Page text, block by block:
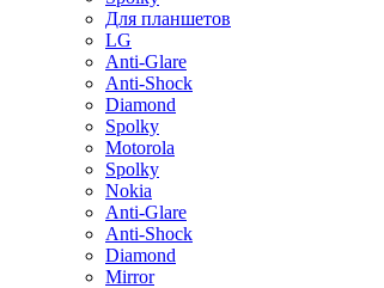
Для планшетов
LG
Anti-Glare
Anti-Shock
Diamond
Spolky
Motorola
Spolky
Nokia
Anti-Glare
Anti-Shock
Diamond
Mirror